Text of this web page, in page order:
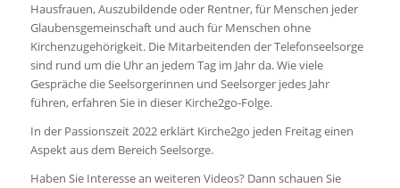
Hausfrauen, Auszubildende oder Rentner, für Menschen jeder
Glaubensgemeinschaft und auch für Menschen ohne
Kirchenzugehörigkeit. Die Mitarbeitenden der Telefonseelsorge
sind rund um die Uhr an jedem Tag im Jahr da. Wie viele
Gespräche die Seelsorgerinnen und Seelsorger jedes Jahr
führen, erfahren Sie in dieser Kirche2go-Folge.
In der Passionszeit 2022 erklärt Kirche2go jeden Freitag einen
Aspekt aus dem Bereich Seelsorge.
Haben Sie Interesse an weiteren Videos? Dann schauen Sie